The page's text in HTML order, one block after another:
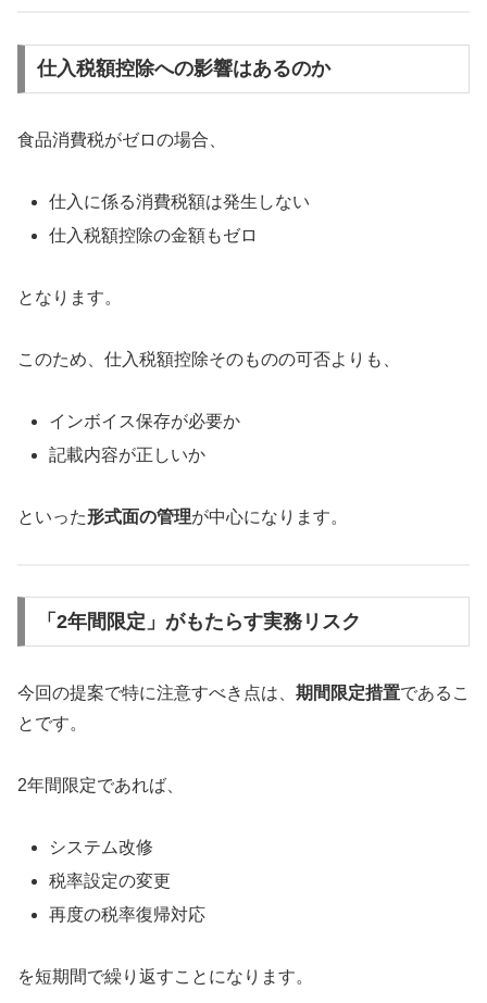
仕入税額控除への影響はあるのか
食品消費税がゼロの場合、
仕入に係る消費税額は発生しない
仕入税額控除の金額もゼロ
となります。
このため、仕入税額控除そのものの可否よりも、
インボイス保存が必要か
記載内容が正しいか
といった形式面の管理が中心になります。
「2年間限定」がもたらす実務リスク
今回の提案で特に注意すべき点は、 期間限定措置であるこ
とです。
2年間限定であれば、
システム改修
税率設定の変更
再度の税率復帰対応
を短期間で繰り返すことになります。